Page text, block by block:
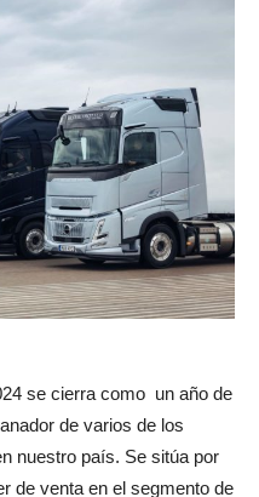
se cierra como un año de
de varios de los
nuestro país. Se sitúa por
de venta en el segmento de